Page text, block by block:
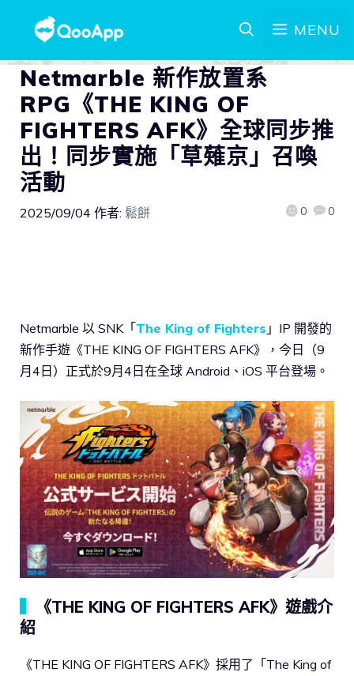
MENU
Netmarble 新作放置系
RPG《THE KING OF
FIGHTERS AFK》全球同步推
出！同步實施「草薙京」召喚
活動
2025/09/04 作者: 鬆餅 0 0
Netmarble 以 SNK「The King of Fighters 」IP 開發的
新作手遊《THE KING OF FIGHTERS AFK》，今日（9
月4日）正式於9月4日在全球 Android、iOS 平台登場。
《THE KING OF FIGHTERS AFK》遊戲介
紹
《THE KING OF FIGHTERS AFK》採用了「The King of